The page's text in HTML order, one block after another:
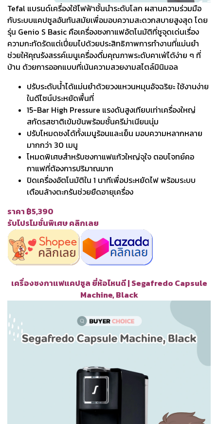
Tefal แบรนด์เครื่องใช้ไฟฟ้าชั้นนำระดับโลก ผสานความร่วมมือ
กับระบบแคปซูลอันทันสมัยเพื่อมอบความสะดวกสบายสูงสุด โดย
รุ่น Genio S Basic คือเครื่องชงกาแฟอัตโนมัติที่ชูจุดเด่นเรื่อง
ความกะทัดรัดแต่เปี่ยมไปด้วยประสิทธิภาพการทำงานที่แม่นยำ
ช่วยให้คุณรังสรรค์เมนูเครื่องดื่มคุณภาพระดับคาเฟ่ได้ง่าย ๆ ที่
บ้าน ด้วยการออกแบบที่เน้นความสวยงามสไตล์มินิมอล
ปรับระดับน้ำได้แม่นยำด้วยวงแหวนหมุนอัจฉริยะ ใช้งานง่าย
ในดีไซน์ประหยัดพื้นที่
15-Bar High Pressure แรงดันสูงเทียบเท่าเครื่องใหญ่
สกัดรสชาติเข้มข้นพร้อมชั้นครีม่าเนียนนุ่ม
ปรับโหมดชงได้ทั้งเมนูร้อนและเย็น มอบความหลากหลาย
มากกว่า 30 เมนู
โหมดพิเศษสำหรับชงกาแฟแก้วใหญ่จุใจ ตอบโจทย์คอ
กาแฟที่ต้องการปริมาณมาก
ปิดเครื่องอัตโนมัติใน 1 นาทีเพื่อประหยัดไฟ พร้อมระบบ
เตือนล้างตะกรันช่วยยืดอายุเครื่อง
ราคา ฿5,390
รับโปรโมชั่นพิเศษ คลิกเลย
เครื่องชงกาแฟแคปซูล ยี่ห้อไหนดี | Segafredo Capsule
Machine, Black